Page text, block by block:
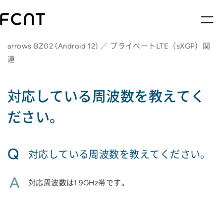
arrows BZ02 (Android 12) ／ プライベートLTE（sXGP）関
連
対応している周波数を教えてく
ださい。
Q 対応している周波数を教えてください。
A 対応周波数は1.9GHz帯です。